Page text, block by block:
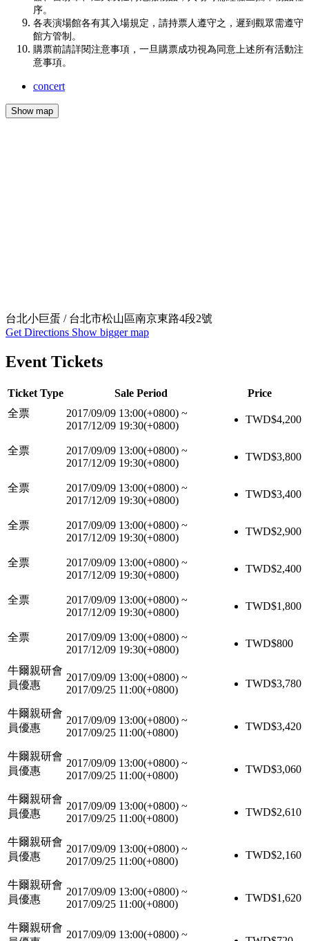
序。
各表演場館各有其入場規定，請持票人遵守之，遲到觀眾需遵守
館方管制。
購票前請詳閱注意事項，一旦購票成功視為同意上述所有活動注
意事項。
concert
Show map
台北小巨蛋 / 台北市松山區南京東路4段2號
Get Directions Show bigger map
Event Tickets
Ticket Type Sale Period
Price
全票
2017/09/09 13:00(+0800) ~
2017/12/09 19:30(+0800)
TWD$4,200
全票 2017/09/09 13:00(+0800) ~
2017/12/09 19:30(+0800)
TWD$3,800
全票 2017/09/09 13:00(+0800) ~
2017/12/09 19:30(+0800)
TWD$3,400
全票 2017/09/09 13:00(+0800) ~
2017/12/09 19:30(+0800)
TWD$2,900
全票 2017/09/09 13:00(+0800) ~
2017/12/09 19:30(+0800)
TWD$2,400
全票 2017/09/09 13:00(+0800) ~
2017/12/09 19:30(+0800)
TWD$1,800
全票 2017/09/09 13:00(+0800) ~
2017/12/09 19:30(+0800)
TWD$800
牛爾親研會
員優惠
2017/09/09 13:00(+0800) ~
2017/09/25 11:00(+0800)
TWD$3,780
牛爾親研會
員優惠
2017/09/09 13:00(+0800) ~
2017/09/25 11:00(+0800)
TWD$3,420
牛爾親研會
員優惠
2017/09/09 13:00(+0800) ~
2017/09/25 11:00(+0800)
TWD$3,060
牛爾親研會
員優惠
2017/09/09 13:00(+0800) ~
2017/09/25 11:00(+0800)
TWD$2,610
牛爾親研會
員優惠
2017/09/09 13:00(+0800) ~
2017/09/25 11:00(+0800)
TWD$2,160
牛爾親研會
員優惠
2017/09/09 13:00(+0800) ~
2017/09/25 11:00(+0800)
TWD$1,620
牛爾親研會
2017/09/09 13:00(+0800) ~